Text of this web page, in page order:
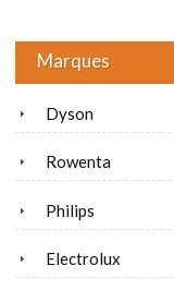
Marques
Dyson
Rowenta
Philips
Electrolux